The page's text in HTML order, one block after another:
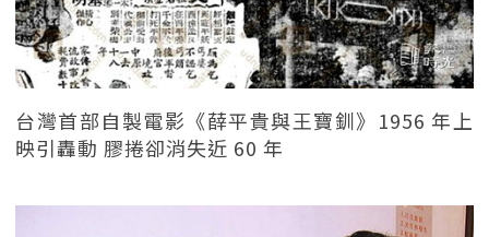
台灣首部自製電影《薛平貴與王寶釧》1956 年上
映引轟動 膠捲卻消失近 60 年